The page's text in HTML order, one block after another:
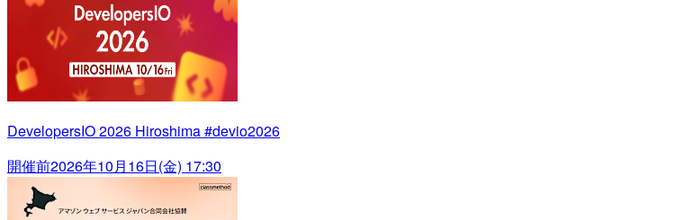
DevelopersIO 2026 Hiroshima #devio2026
開催前2026年10月16日(金) 17:30